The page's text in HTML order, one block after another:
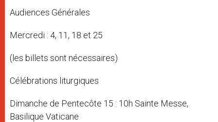
Audiences Générales
Mercredi : 4, 11, 18 et 25
(les billets sont nécessaires)
Célébrations liturgiques
Dimanche de Pentecôte 15 : 10h Sainte Messe,
Basilique Vaticane